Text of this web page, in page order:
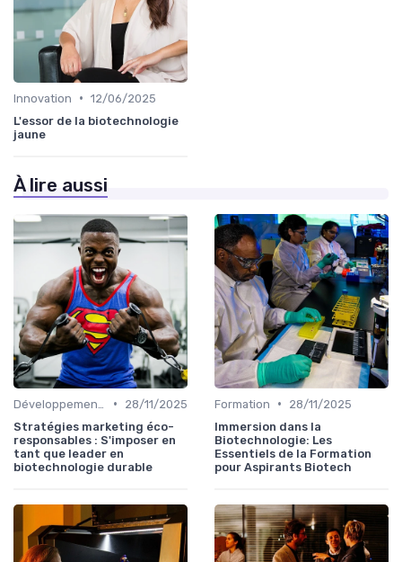
Innovation • 12/06/2025
L'essor de la biotechnologie
jaune
À lire aussi
•
28/11/2025
Stratégies marketing éco-
responsables : S'imposer en
tant que leader en
biotechnologie durable
Formation •
28/11/2025
Immersion dans la
Biotechnologie: Les
Essentiels de la Formation
pour Aspirants Biotech